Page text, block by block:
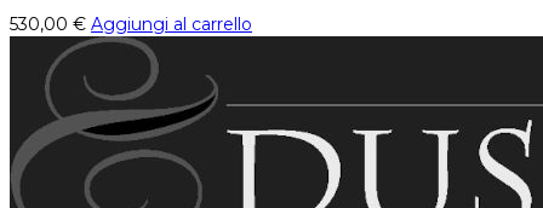
530,00 € Aggiungi al carrello